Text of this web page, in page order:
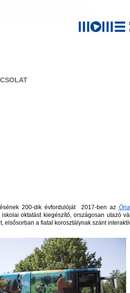
200-dik évfordulóját  2017-ben az
oktatást kiegészítő, országosan utazó
elsősorban a fiatal korosztálynak szánt